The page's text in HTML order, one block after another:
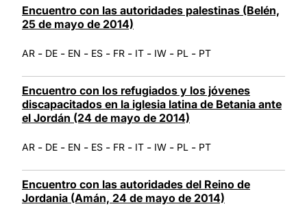
Encuentro con las autoridades palestinas (Belén,
25 de mayo de 2014)
AR - DE - EN - ES - FR - IT - IW - PL - PT
Encuentro con los refugiados y los jóvenes
discapacitados en la iglesia latina de Betania ante
el Jordán (24 de mayo de 2014)
AR - DE - EN - ES - FR - IT - IW - PL - PT
Encuentro con las autoridades del Reino de
Jordania (Amán, 24 de mayo de 2014)